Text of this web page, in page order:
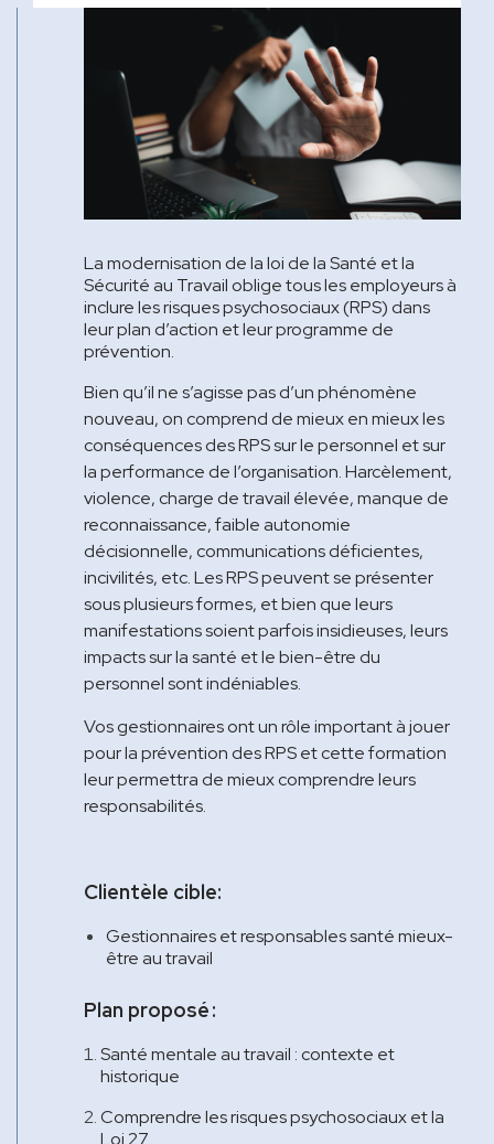
La modernisation de la loi de la Santé et la
Sécurité au Travail oblige tous les employeurs à
inclure les risques psychosociaux (RPS) dans
leur plan d’action et leur programme de
prévention.
Bien qu’il ne s’agisse pas d’un phénomène
nouveau, on comprend de mieux en mieux les
conséquences des RPS sur le personnel et sur
la performance de l’organisation. Harcèlement,
violence, charge de travail élevée, manque de
reconnaissance, faible autonomie
décisionnelle, communications déficientes,
incivilités, etc. Les RPS peuvent se présenter
sous plusieurs formes, et bien que leurs
manifestations soient parfois insidieuses, leurs
impacts sur la santé et le bien-être du
personnel sont indéniables.
Vos gestionnaires ont un rôle important à jouer
pour la prévention des RPS et cette formation
leur permettra de mieux comprendre leurs
responsabilités.
Clientèle cible:
Gestionnaires et responsables santé mieux-
être au travail
Plan proposé :
Santé mentale au travail : contexte et
historique
Comprendre les risques psychosociaux et la